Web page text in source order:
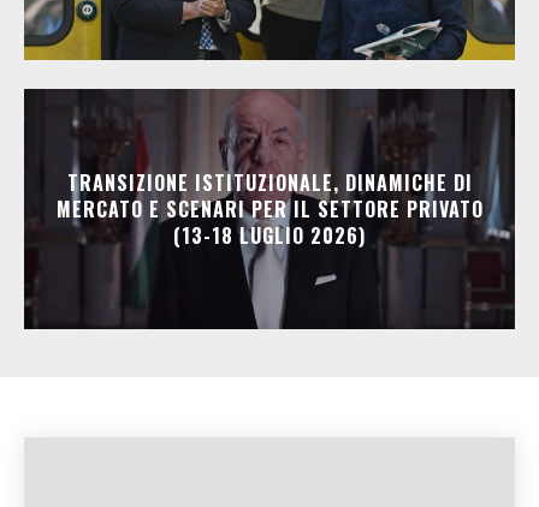
TRANSIZIONE ISTITUZIONALE, DINAMICHE DI
MERCATO E SCENARI PER IL SETTORE PRIVATO
(13-18 LUGLIO 2026)